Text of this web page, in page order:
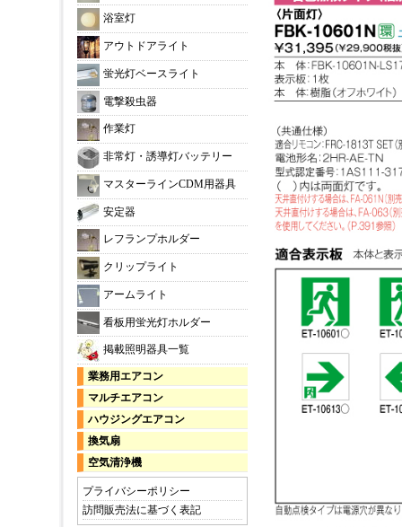
浴室灯
アウトドアライト
蛍光灯ベースライト
電撃殺虫器
作業灯
非常灯・誘導灯バッテリー
マスターラインCDM用器具
安定器
レフランプホルダー
クリップライト
アームライト
看板用蛍光灯ホルダー
掲載照明器具一覧
業務用エアコン
マルチエアコン
ハウジングエアコン
換気扇
空気清浄機
プライバシーポリシー
訪問販売法に基づく表記